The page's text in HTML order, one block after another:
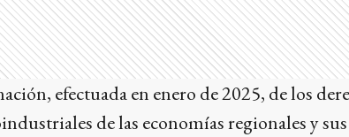
efectuada en enero de 2025, de los
de las economías regionales y sus